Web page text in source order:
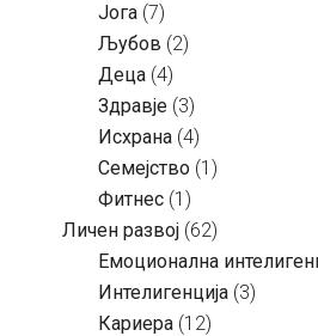
Јога (7)
Љубов (2)
Деца (4)
Здравје (3)
Исхрана (4)
Семејство (1)
Фитнес (1)
Личен развој (62)
Емоционална
Интелигенција (3)
Кариера (12)